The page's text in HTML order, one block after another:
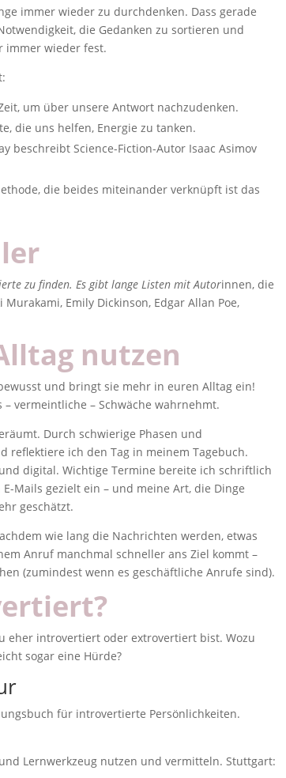
immer wieder zu durchdenken. Dass gerade
die Gedanken zu sortieren und
immer wieder fest.
um über unsere Antwort nachzudenken.
die uns helfen, Energie zu tanken.
beschreibt Science-Fiction-Autor Isaac Asimov
die beides miteinander verknüpft ist das
zu finden. Es gibt lange Listen mit Autorinnen, die
Murakami, Emily Dickinson, Edgar Allan Poe,
nutzen
und bringt sie mehr in euren Alltag ein!
vermeintliche – Schwäche wahrnehmt.
Durch schwierige Phasen und
reflektiere ich den Tag in meinem Tagebuch.
digital. Wichtige Termine bereite ich schriftlich
Mails gezielt ein – und meine Art, die Dinge
geschätzt.
wie lang die Nachrichten werden, etwas
Anruf manchmal schneller ans Ziel kommt –
(zumindest wenn es geschäftliche Anrufe sind).
eher introvertiert oder extrovertiert bist. Wozu
sogar eine Hürde?
für introvertierte Persönlichkeiten.
Lernwerkzeug nutzen und vermitteln. Stuttgart: